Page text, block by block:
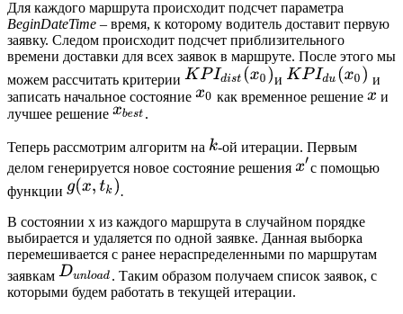
Для каждого маршрута происходит подсчет параметра
BeginDateTime – время, к которому водитель доставит первую
заявку. Следом происходит подсчет приблизительного
времени доставки для всех заявок в маршруте. После этого мы
можем рассчитать критерии
и
и
записать начальное состояние
как временное решение
и
лучшее решение
.
Теперь рассмотрим алгоритм на
-ой итерации. Первым
делом генерируется новое состояние решения
c помощью
функции
.
В состоянии x из каждого маршрута в случайном порядке
выбирается и удаляется по одной заявке. Данная выборка
перемешивается с ранее нераспределенными по маршрутам
заявкам
. Таким образом получаем список заявок, с
которыми будем работать в текущей итерации.